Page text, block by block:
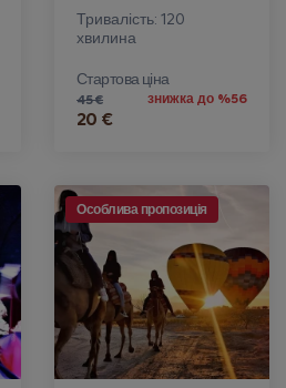
Тривалість: 120
хвилина
Стартова ціна
45 €
20 €
знижка до %56
Особлива пропозиція